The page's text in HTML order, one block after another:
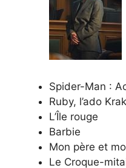
Spider-Man :
Ruby, l’ado
L’Île rouge
Barbie
Mon père et
Le Croque-